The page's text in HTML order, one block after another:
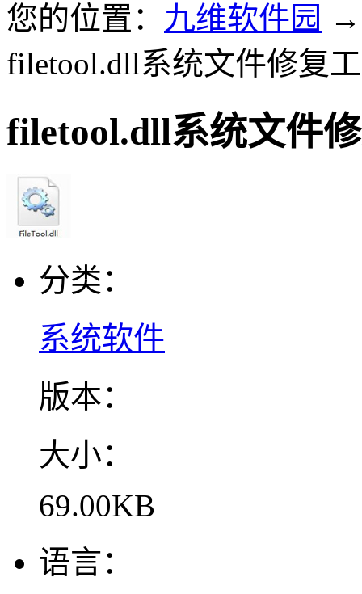
您的位置： 九维软件园
filetool.dll系统文件修复
filetool.dll系统文件
分类：
系统软件
版本：
大小：
69.00KB
语言：